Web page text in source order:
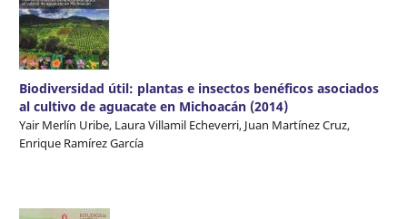
Biodiversidad útil: plantas e insectos benéficos asociados
al cultivo de aguacate en Michoacán (2014)
Yair Merlín Uribe, Laura Villamil Echeverri, Juan Martínez Cruz,
Enrique Ramírez García